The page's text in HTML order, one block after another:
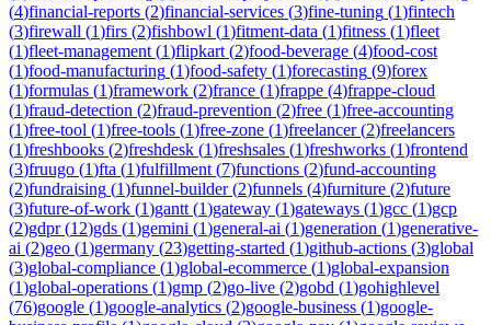
(4)financial-reports (2)financial-services (3)fine-tuning (1)fintech
(3)firewall (1)firs (2)fishbowl (1)fitment-data (1)fitness (1)fleet
(1)fleet-management (1)flipkart (2)food-beverage (4)food-cost
(1)food-manufacturing (1)food-safety (1)forecasting (9)forex
(1)formulas (1)framework (2)france (1)frappe (4)frappe-cloud
(1)fraud-detection (2)fraud-prevention (2)free (1)free-accounting
(1)free-tool (1)free-tools (1)free-zone (1)freelancer(2)freelancers
(1)freshbooks (2)freshdesk (1)freshsales (1)freshworks (1)frontend
(3)fruugo (1)fta (1)fulfillment (7)functions (2)fund-accounting
(2)fundraising (1)funnel-builder(2)funnels (4)furniture (2)future
(3)future-of-work (1)gantt (1)gateway (1)gateways (1)gcc (1)gcp
(2)gdpr(12)gds (1)gemini (1)general-ai (1)generation (1)generative-
ai (2)geo (1)germany (23)getting-started (1)github-actions (3)global
(3)global-compliance (1)global-ecommerce (1)global-expansion
(1)global-operations (1)gmp (2)go-live (2)gobd (1)gohighlevel
(76)google (1)google-analytics (2)google-business (1)google-